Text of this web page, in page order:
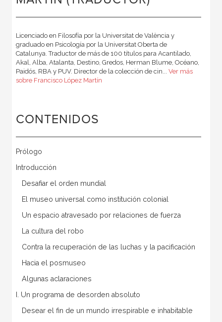
Licenciado en Filosofía por la Universitat de València y
graduado en Psicología por la Universitat Oberta de
Catalunya. Traductor de más de 100 títulos para Acantilado,
Akal, Alba, Atalanta, Destino, Gredos, Herman Blume, Océano,
Paidós, RBA y PUV. Director de la colección de cin... Ver más
sobre Francisco López Martín
CONTENIDOS
Prólogo
Introducción
Desafiar el orden mundial
El museo universal como institución colonial
Un espacio atravesado por relaciones de fuerza
La cultura del robo
Contra la recuperación de las luchas y la pacificación
Hacia el posmuseo
Algunas aclaraciones
I. Un programa de desorden absoluto
Desear el fin de un mundo irrespirable e inhabitable